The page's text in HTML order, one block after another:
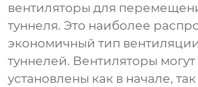
вентиляторы для
туннеля. Это наиболее
экономичный тип
туннелей. Вентиляторы могут
установлены как в начале,